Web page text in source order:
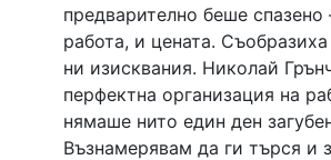
предварително беше спазено
работа, и цената.
ни изисквания. Николай
перфектна организация на
нямаше нито един ден
Възнамерявам да ги търся и